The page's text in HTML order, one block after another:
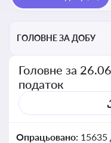
ГОЛОВНЕ ЗА ДОБУ
Головне за
податок
Опрацьовано: 15635